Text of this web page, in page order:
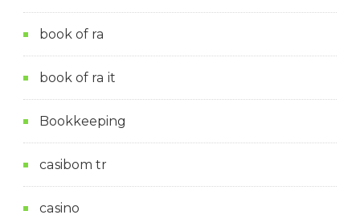
book of ra
book of ra it
Bookkeeping
casibom tr
casino